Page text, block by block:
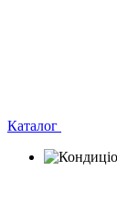
Каталог